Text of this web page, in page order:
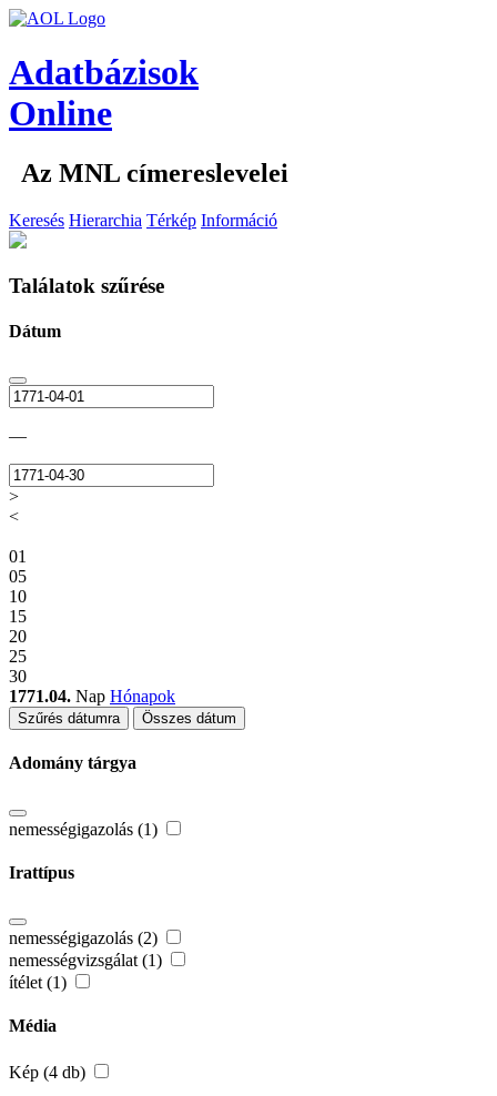
Adatbázisok
Online
Az MNL címereslevelei
Keresés Hierarchia Térkép Információ
Találatok szűrése
Dátum
—
>
<
01
05
10
15
20
25
30
1771.04. Nap Hónapok
Szűrés dátumra Összes dátum
Adomány tárgya
nemességigazolás (1)
Irattípus
nemességigazolás (2)
nemességvizsgálat (1)
ítélet (1)
Média
Kép (4 db)